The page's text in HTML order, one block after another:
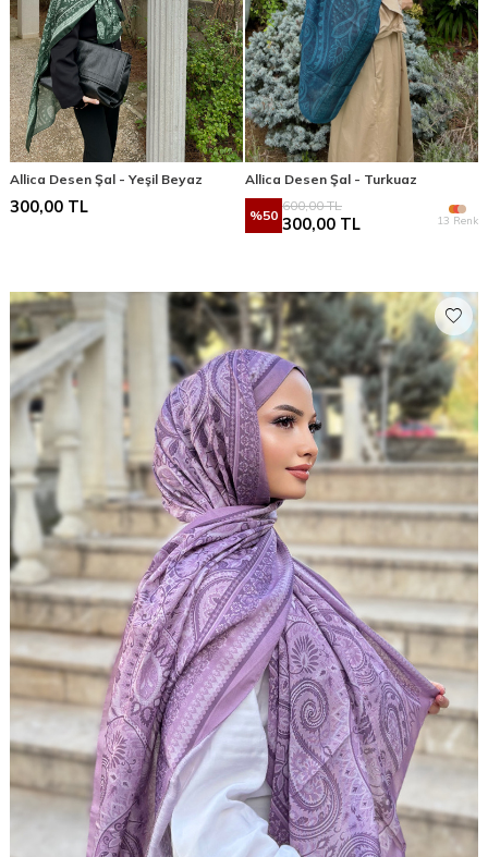
Allica Desen Şal - Yeşil Beyaz
300,00 TL
Allica Desen Şal - Turkuaz
%50
600,00TL
300,00 TL 13 Renk